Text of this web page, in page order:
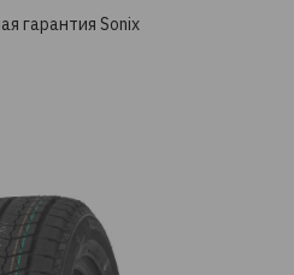
гарантия Sonix